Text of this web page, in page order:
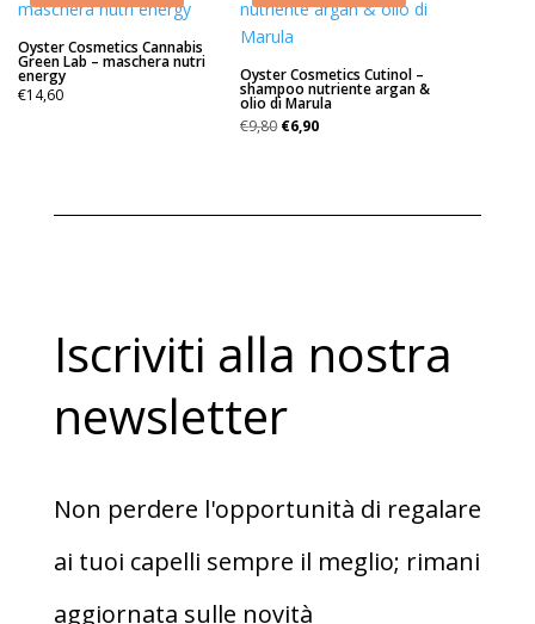
Oyster Cosmetics Cannabis
Green Lab – maschera nutri
energy
€14,60
Oyster Cosmetics Cutinol –
shampoo nutriente argan &
olio di Marula
€9,80 Il
€9,80.
€6,90Il
€6,90.
Iscriviti alla nostra
newsletter
Non perdere l'opportunità di regalare
ai tuoi capelli sempre il meglio; rimani
aggiornata sulle novità